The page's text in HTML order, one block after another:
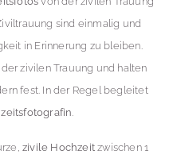
sind einmalig und
in Erinnerung zu bleiben.
zivilen Trauung und halten
fest. In der Regel begleitet
.
zivile Hochzeit zwischen 1